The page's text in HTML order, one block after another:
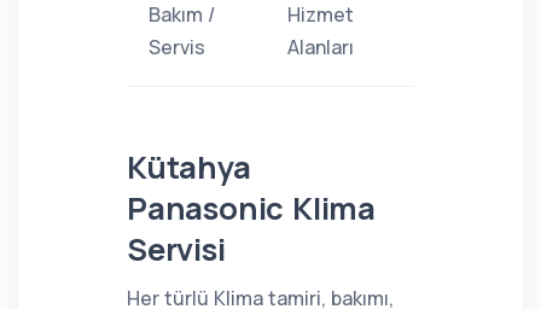
Bakım /
Servis
Hizmet
Alanları
Kütahya
Panasonic Klima
Servisi
Her türlü Klima tamiri, bakımı,